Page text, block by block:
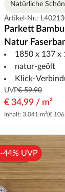
Natürliche
Artikel-Nr.:
Parkett
Natur
1850 x 137 x
natur-geölt
Klick-
UVP€ 59,90
€ 34,99 / m²
Inhalt: 3.041 m²(€
-44% UVP